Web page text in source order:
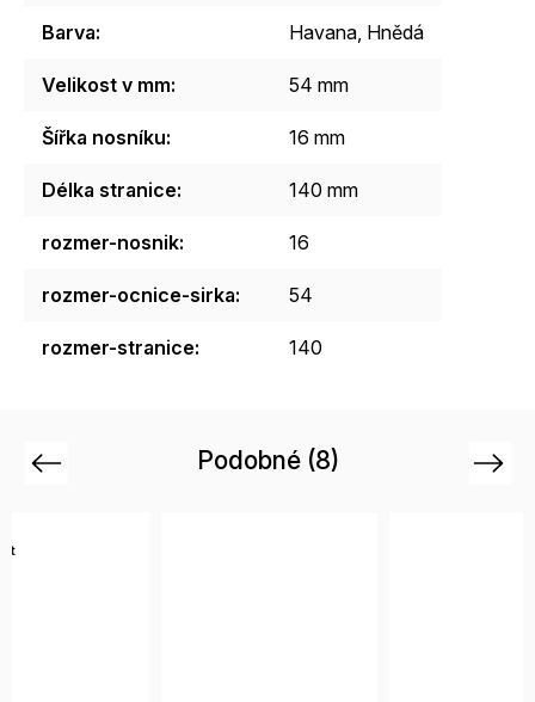
Barva: Havana Hnědá
Velikost v mm: 54 mm
Šířka nosníku: 16 mm
Délka stranice: 140 mm
rozmer-nosnik: 16
rozmer-ocnice-sirka: 54
rozmer-stranice: 140
Podobné (8)
Previous Next